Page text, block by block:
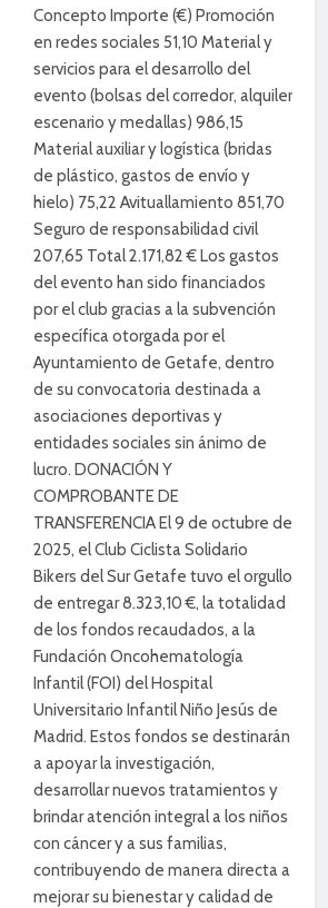
Concepto Importe (€) Promoción
en redes sociales 51,10 Material y
servicios para el desarrollo del
evento (bolsas del corredor, alquiler
escenario y medallas) 986,15
Material auxiliar y logística (bridas
de plástico, gastos de envío y
hielo) 75,22 Avituallamiento 851,70
Seguro de responsabilidad civil
207,65 Total 2.171,82 € Los gastos
del evento han sido financiados
por el club gracias a la subvención
específica otorgada por el
Ayuntamiento de Getafe, dentro
de su convocatoria destinada a
asociaciones deportivas y
entidades sociales sin ánimo de
lucro. DONACIÓN Y
COMPROBANTE DE
TRANSFERENCIA El 9 de octubre de
2025, el Club Ciclista Solidario
Bikers del Sur Getafe tuvo el orgullo
de entregar 8.323,10 €, la totalidad
de los fondos recaudados, a la
Fundación Oncohematología
Infantil (FOI) del Hospital
Universitario Infantil Niño Jesús de
Madrid. Estos fondos se destinarán
a apoyar la investigación,
desarrollar nuevos tratamientos y
brindar atención integral a los niños
con cáncer y a sus familias,
contribuyendo de manera directa a
mejorar su bienestar y calidad de